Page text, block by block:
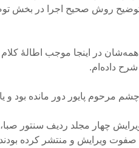
روش صحیح اجرا در بخش
در اینجا موجب اطالۀ کلام
داده‌ام.
مرحوم پایور دور مانده بود و
صفوت ویرایش و منتشر کرده